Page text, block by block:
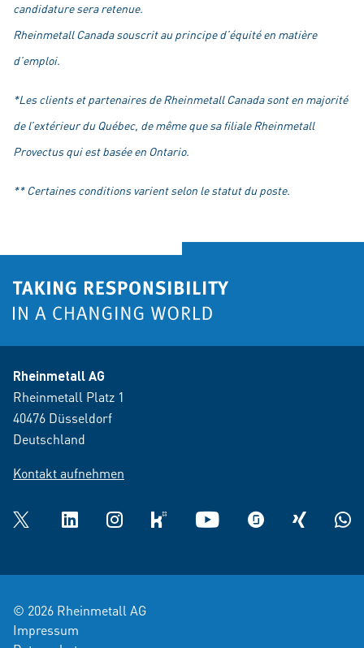
candidature sera retenue.
Rheinmetall Canada souscrit au principe d’équité en matière
d’emploi.
*Les clients et partenaires de Rheinmetall Canada sont en majorité
de l’extérieur du Québec, de même que sa filiale Rheinmetall
Provectus qui est basée en Ontario.
** Certaines conditions varient selon le statut du poste.
Rheinmetall AG
Rheinmetall Platz 1
40476 Düsseldorf
Deutschland
Kontakt aufnehmen
Twitter LinkedInInstagramkununu YouTube glassdoorXING
© 2026 Rheinmetall AG
Impressum